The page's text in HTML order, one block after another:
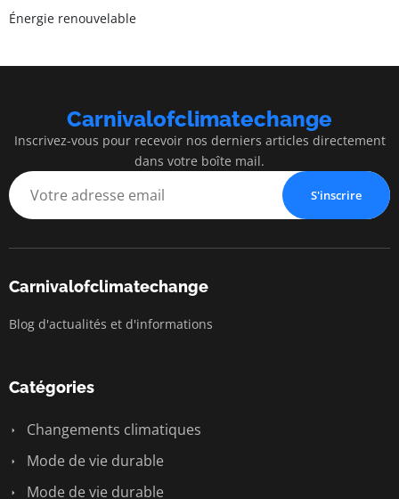
Énergie renouvelable
Carnivalofclimatechange
Inscrivez-vous pour recevoir nos derniers articles directement
dans votre boîte mail.
S'inscrire
Carnivalofclimatechange
Blog d'actualités et d'informations
Catégories
Changements climatiques
Mode de vie durable
Mode de vie durable